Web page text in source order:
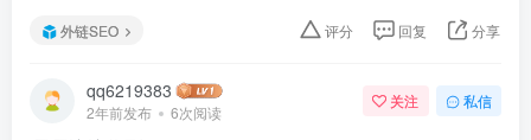
外链SEO 评分 回复 分享
qq6219383
2年前发布 6次阅读
关注 私信